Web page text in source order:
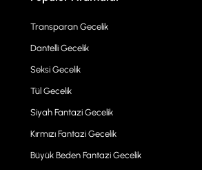
Transparan Gecelik
Dantelli Gecelik
Seksi Gecelik
Tül Gecelik
Siyah Fantazi Gecelik
Kırmızı Fantazi Gecelik
Büyük Beden Fantazi Gecelik